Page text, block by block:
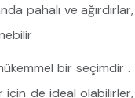
pahalı ve ağırdırlar,
bir seçimdir .
için de ideal olabilirler,